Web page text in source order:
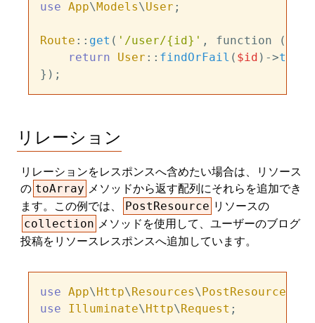
use App\Models\User ;
Route :: get ( '/user/{id}' , function (
return
User :: findOrFail ( $id )->
リレーション
リレーションをレスポンスへ含めたい場合は、リソース
の toArray メソッドから返す配列にそれらを追加でき
ます。この例では、
PostResource リソースの
collection メソッドを使用して、ユーザーのブログ
投稿をリソースレスポンスへ追加しています。
use App\Http\Resources\PostResource
use
Illuminate\Http\Request ;